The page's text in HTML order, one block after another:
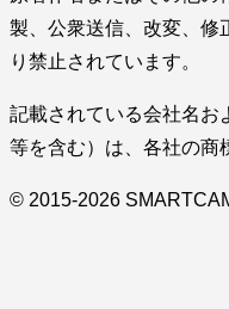
製、公衆送信、改変、修
り禁止されています。
記載されている会社名お
等を含む）は、各社の商
© 2015-2026